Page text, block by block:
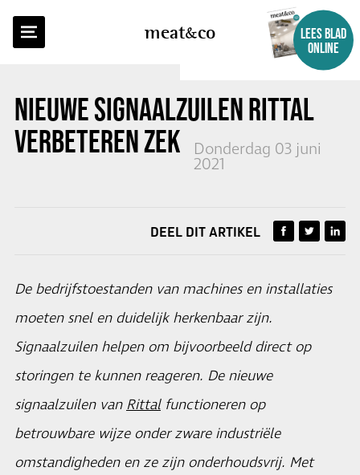
meatco
LEES BLAD
ONLINE
NIEUWE SIGNAALZUILEN RITTAL
VERBETEREN ZEKERHEIDDonderdag 03 juni
2021
TERUG NAAR OVERZICHT
DEEL DIT ARTIKEL
De bedrijfstoestanden van machines en installaties
moeten snel en duidelijk herkenbaar zijn.
Signaalzuilen helpen om bijvoorbeeld direct op
storingen te kunnen reageren. De nieuwe
signaalzuilen vanRittalfunctioneren op
betrouwbare wijze onder zware industriële
omstandigheden en ze zijn onderhoudsvrij. Met